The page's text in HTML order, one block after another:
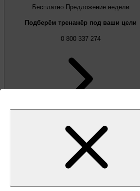
Бесплатно Предложение недели
Подберём тренажёр под ваши цели
0 800 337 274